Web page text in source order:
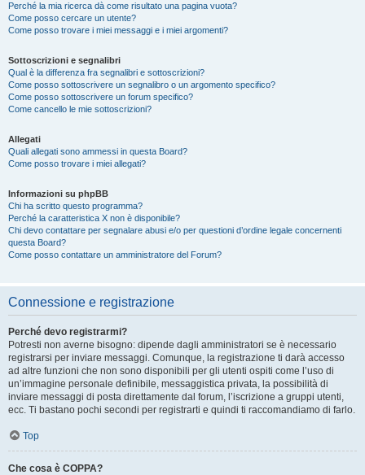
Perché la mia ricerca dà come risultato una pagina vuota?
Come posso cercare un utente?
Come posso trovare i miei messaggi e i miei argomenti?
Sottoscrizioni e segnalibri
Qual è la differenza fra segnalibri e sottoscrizioni?
Come posso sottoscrivere un segnalibro o un argomento specifico?
Come posso sottoscrivere un forum specifico?
Come cancello le mie sottoscrizioni?
Allegati
Quali allegati sono ammessi in questa Board?
Come posso trovare i miei allegati?
Informazioni su phpBB
Chi ha scritto questo programma?
Perché la caratteristica X non è disponibile?
Chi devo contattare per segnalare abusi e/o per questioni d’ordine legale concernenti
questa Board?
Come posso contattare un amministratore del Forum?
Connessione e registrazione
Perché devo registrarmi?
Potresti non averne bisogno: dipende dagli amministratori se è necessario
registrarsi per inviare messaggi. Comunque, la registrazione ti darà accesso
ad altre funzioni che non sono disponibili per gli utenti ospiti come l’uso di
un’immagine personale definibile, messaggistica privata, la possibilità di
inviare messaggi di posta direttamente dal forum, l’iscrizione a gruppi utenti,
ecc. Ti bastano pochi secondi per registrarti e quindi ti raccomandiamo di farlo.
Top
Che cosa è COPPA?